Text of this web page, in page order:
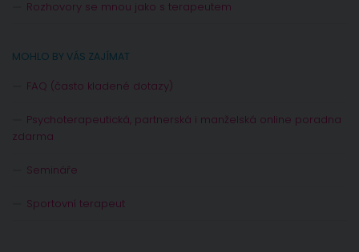
Rozhovory se mnou jako s terapeutem
MOHLO BY VÁS ZAJÍMAT
FAQ (často kladené dotazy)
Psychoterapeutická, partnerská i manželská online poradna
zdarma
Semináře
Sportovní terapeut